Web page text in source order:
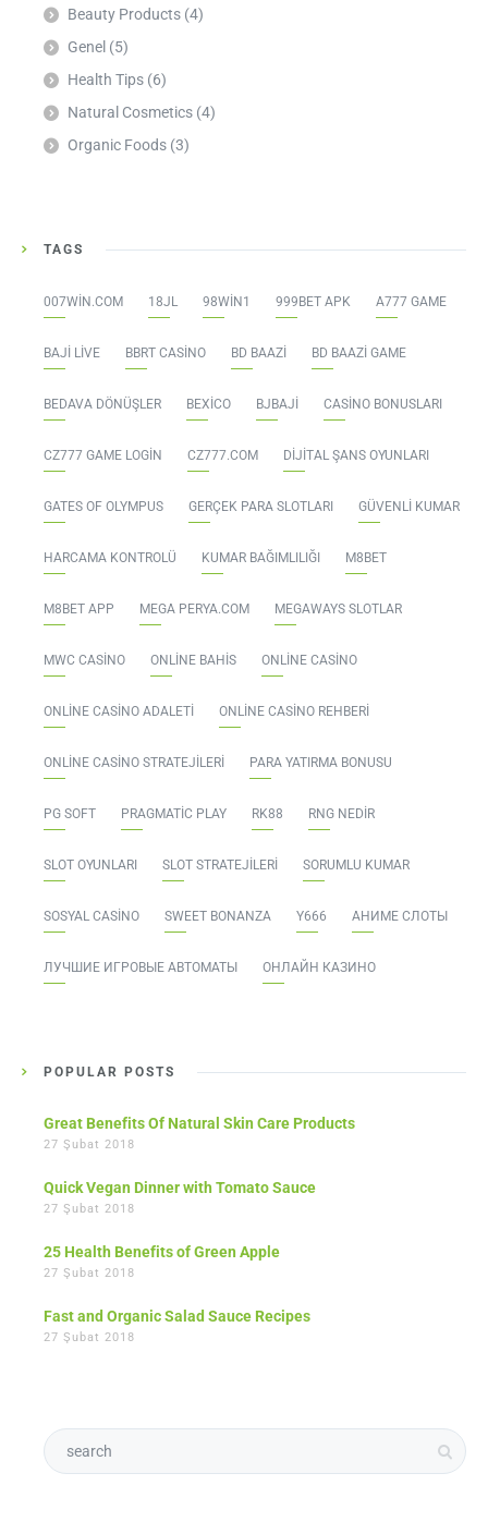
Beauty Products (4)
Genel (5)
Health Tips (6)
Natural Cosmetics (4)
Organic Foods (3)
TAGS
007WIN.COM 18JL 98WIN1 999BET APK A777 GAME
BAJI LIVE BBRT CASINO BD BAAZI BD BAAZI GAME
BEDAVA DÖNÜŞLER BEXICO BJBAJI CASINO BONUSLARI
CZ777 GAME LOGIN CZ777.COM DIJITAL ŞANS OYUNLARI
GATES OF OLYMPUS GERÇEK PARA SLOTLARI GÜVENLI KUMAR
HARCAMA KONTROLÜ KUMAR BAĞIMLILIĞI M8BET
M8BET APP MEGA PERYA.COM MEGAWAYS SLOTLAR
MWC CASINO ONLINE BAHIS ONLINE CASINO
ONLINE CASINO ADALETI ONLINE CASINO REHBERI
ONLINE CASINO STRATEJILERI PARA YATIRMA BONUSU
PG SOFT PRAGMATIC PLAY RK88 RNG NEDIR
SLOT OYUNLARI SLOT STRATEJILERI SORUMLU KUMAR
SOSYAL CASINO SWEET BONANZA Y666 АНИМЕ СЛОТЫ
ЛУЧШИЕ ИГРОВЫЕ АВТОМАТЫ ОНЛАЙН КАЗИНО
POPULAR POSTS
Great Benefits Of Natural Skin Care Products
27 Şubat 2018
Quick Vegan Dinner with Tomato Sauce
27 Şubat 2018
25 Health Benefits of Green Apple
27 Şubat 2018
Fast and Organic Salad Sauce Recipes
27 Şubat 2018